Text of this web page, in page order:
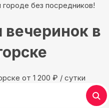
без посредников!
в
oт 1 200 ₽ / сутки